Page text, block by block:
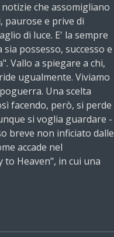
che assomigliano
paurose e prive di
di luce. E' la sempre
possesso, successo e
Vallo a spiegare a chi,
ugualmente. Viviamo
Una scelta
facendo, però, si perde
si voglia guardare -
breve non inficiato dalle
accade nel
to Heaven", in cui una